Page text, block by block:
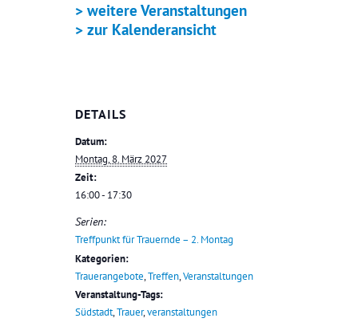
> weitere Veranstaltungen
> zur Kalenderansicht
DETAILS
Datum:
Montag, 8. März 2027
Zeit:
16:00 - 17:30
Serien:
Treffpunkt für Trauernde – 2. Montag
Kategorien:
Trauerangebote,Treffen,Veranstaltungen
Veranstaltung-Tags:
Südstadt,Trauer,veranstaltungen